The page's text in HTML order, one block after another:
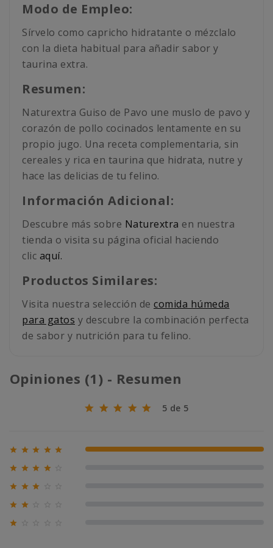
Modo de Empleo:
Sírvelo como capricho hidratante o mézclalo
con la dieta habitual para añadir sabor y
taurina extra.
Resumen:
Naturextra Guiso de Pavo une muslo de pavo y
corazón de pollo cocinados lentamente en su
propio jugo. Una receta complementaria, sin
cereales y rica en taurina que hidrata, nutre y
hace las delicias de tu felino.
Información Adicional:
Descubre más sobre Naturextra en nuestra
tienda o visita su página oficial haciendo
clic aquí.
Productos Similares:
Visita nuestra selección de comida húmeda
para gatos y descubre la combinación perfecta
de sabor y nutrición para tu felino.
Opiniones (1) - Resumen
5 de 5
     100% (1)
   
  
 
